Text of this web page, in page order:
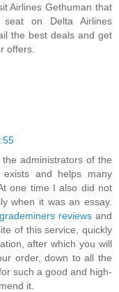
Airlines Gethuman that
on Delta Airlines
the best deals and get
offers.
administrators of the
and helps many
one time I also did not
when it was an essay.
grademiners reviewsand
of this service, quickly
after which you will
order, down to all the
such a good and high-
it.